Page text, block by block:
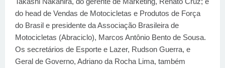
do head de Vendas de Motocicletas e Produtos de Força
do Brasil e presidente da Associação Brasileira de
Motocicletas (Abraciclo), Marcos Antônio Bento de Sousa.
Os secretários de Esporte e Lazer, Rudson Guerra, e
Geral de Governo, Adriano da Rocha Lima, também